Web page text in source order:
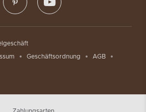
Geschäftsordnung
AGB